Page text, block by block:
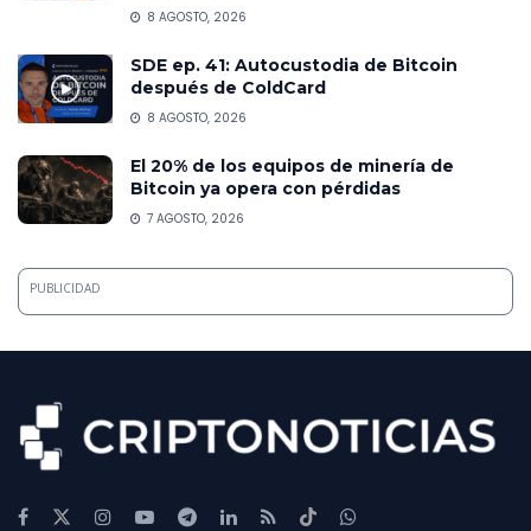
8 AGOSTO, 2026
SDE ep. 41: Autocustodia de Bitcoin
después de ColdCard
8 AGOSTO, 2026
El 20% de los equipos de minería de
Bitcoin ya opera con pérdidas
7 AGOSTO, 2026
PUBLICIDAD